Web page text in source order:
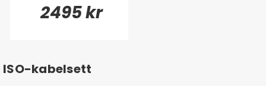
2495 kr
ISO-kabelsett